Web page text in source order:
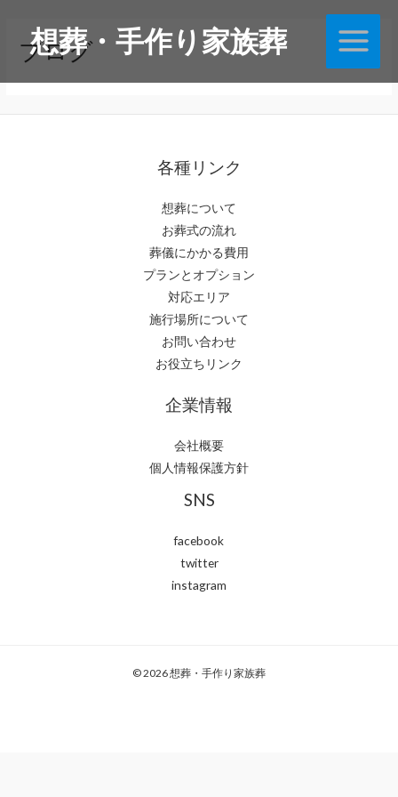
想葬・手作り家族葬
Main
Menu
ブログ
各種リンク
想葬について
お葬式の流れ
葬儀にかかる費用
プランとオプション
対応エリア
施行場所について
お問い合わせ
お役立ちリンク
企業情報
会社概要
個人情報保護方針
SNS
facebook
twitter
instagram
© 2026 想葬・手作り家族葬